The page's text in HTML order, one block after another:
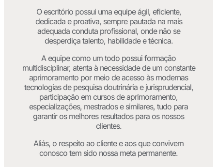
O escritório possui uma equipe ágil, eficiente,
dedicada e proativa, sempre pautada na mais
adequada conduta profissional, onde não se
desperdiça talento, habilidade e técnica.
A equipe como um todo possui formação
multidisciplinar, atenta à necessidade de um constante
aprimoramento por meio de acesso às modernas
tecnologias de pesquisa doutrinária e jurisprudencial,
participação em cursos de aprimoramento,
especializações, mestrados e similares, tudo para
garantir os melhores resultados para os nossos
clientes.
Aliás, o respeito ao cliente e aos que convivem
conosco tem sido nossa meta permanente.